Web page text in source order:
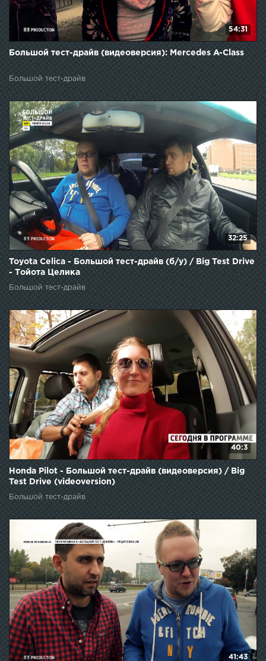
54:31
Большой тест-драйв (видеоверсия): Mercedes A-Class
Большой тест-драйв
32:25
Toyota Celica - Большой тест-драйв (б/у) / Big Test Drive
- Тойота Целика
Большой тест-драйв
40:3
Honda Pilot - Большой тест-драйв (видеоверсия) / Big
Test Drive (videoversion)
Большой тест-драйв
41:43